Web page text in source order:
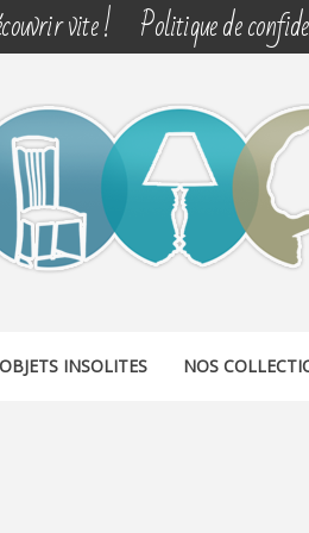
vite ! Politique de
OBJETS INSOLITES NOS